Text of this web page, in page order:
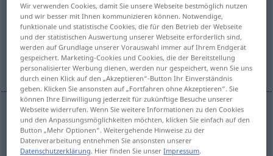
Übersicht aller Übersetzungen
(Für mehr Details die Übersetzung anklicken/antippen)
nyní, teď
nyní,teď nun
Wir verwenden Cookies, damit Sie unsere Webseite bestmöglich nutzen
und wir besser mit Ihnen kommunizieren können. Notwendige,
funktionale und statistische Cookies, die für den Betrieb der Webseite
und der statistischen Auswertung unserer Webseite erforderlich sind,
werden auf Grundlage unserer Vorauswahl immer auf Ihrem Endgerät
gespeichert. Marketing-Cookies und Cookies, die der Bereitstellung
personalisierter Werbung dienen, werden nur gespeichert, wenn Sie uns
durch einen Klick auf den „Akzeptieren“-Button Ihr Einverständnis
geben. Klicken Sie ansonsten auf „Fortfahren ohne Akzeptieren“. Sie
können Ihre Einwilligung jederzeit für zukünftige Besuche unserer
Webseite widerrufen. Wenn Sie weitere Informationen zu den Cookies
und den Anpassungsmöglichkeiten möchten, klicken Sie einfach auf den
Button „Mehr Optionen“. Weitergehende Hinweise zu der
Datenverarbeitung entnehmen Sie ansonsten unserer
Datenschutzerklärung. Hier finden Sie unserImpressum.